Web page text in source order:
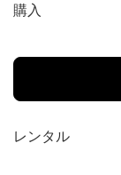
購入
レンタル